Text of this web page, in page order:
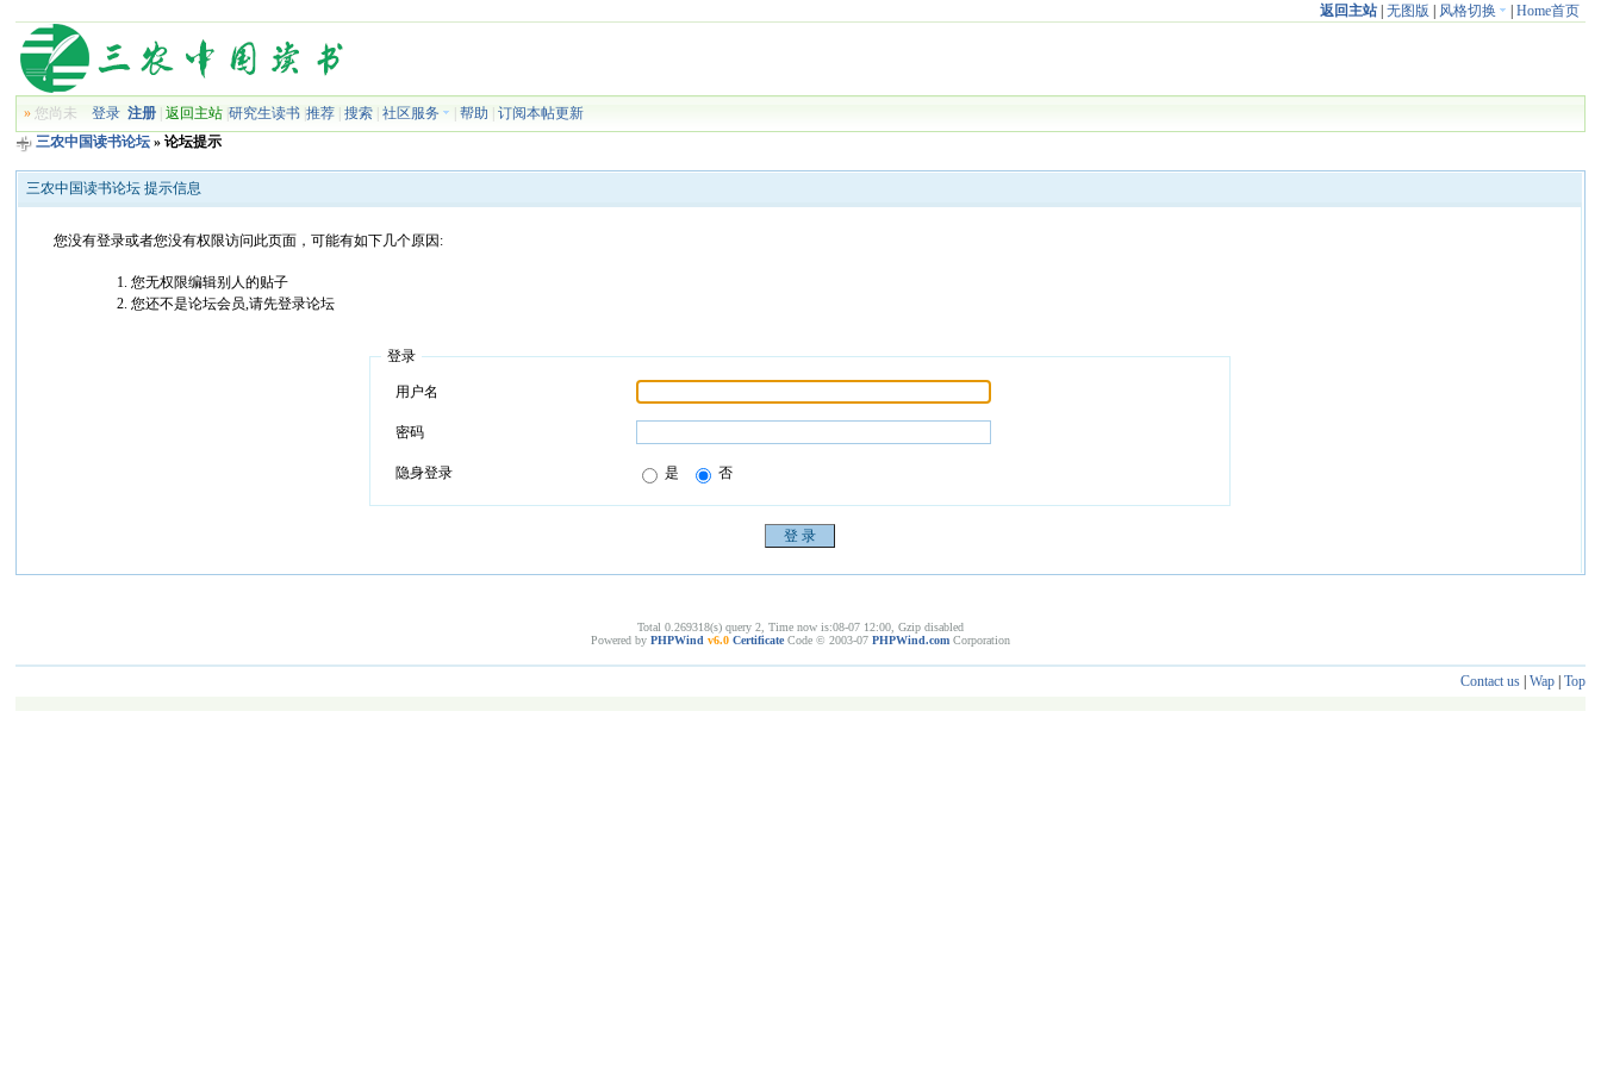
返回主站| 无图版 风格切换 Home首页
» 您尚未登录 注册 |返回主站 |研究生读书 |推荐 |搜索 |社区服务 |帮助 |订阅本帖更新
三农中国读书论坛 » 论坛提示
三农中国读书论坛 提示信息
您没有登录或者您没有权限访问此页面，可能有如下几个原因:
您无权限编辑别人的贴子
您还不是论坛会员,请先登录论坛
登录
用户名
密码
隐身登录 是 否
Total 0.269318(s) query 2, Time now is:08-07 12:00, Gzip disabled
Powered by PHPWind v6.0 Certificate Code © 2003-07 PHPWind.com Corporation
Contact us| Wap| Top